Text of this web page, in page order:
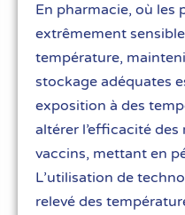
En pharmacie, où les
extrêmement
température,
stockage adéquates
exposition à des
altérer l’efficacité
vaccins, mettant en
L’utilisation de
relevé des